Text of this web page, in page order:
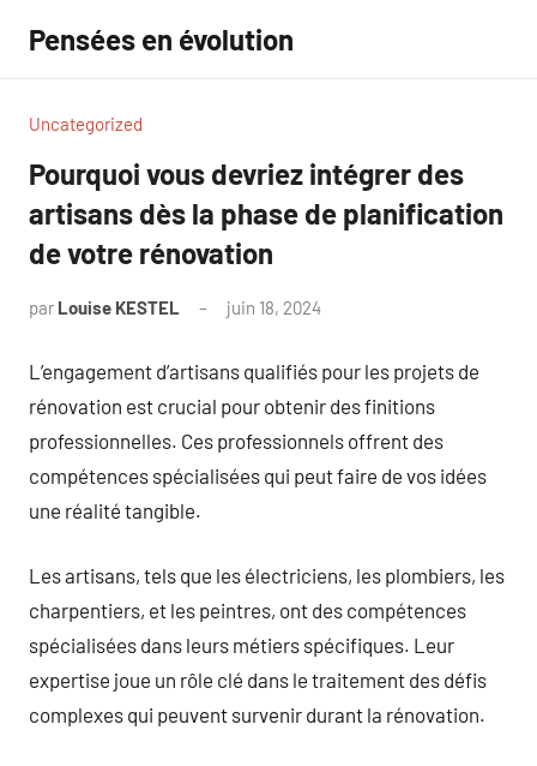
contenu
Pensées en évolution
Uncategorized
Pourquoi vous devriez intégrer des
artisans dès la phase de planification
de votre rénovation
par Louise KESTEL juin 18, 2024
L’engagement d’artisans qualifiés pour les projets de
rénovation est crucial pour obtenir des finitions
professionnelles. Ces professionnels offrent des
compétences spécialisées qui peut faire de vos idées
une réalité tangible.
Les artisans, tels que les électriciens, les plombiers, les
charpentiers, et les peintres, ont des compétences
spécialisées dans leurs métiers spécifiques. Leur
expertise joue un rôle clé dans le traitement des défis
complexes qui peuvent survenir durant la rénovation.